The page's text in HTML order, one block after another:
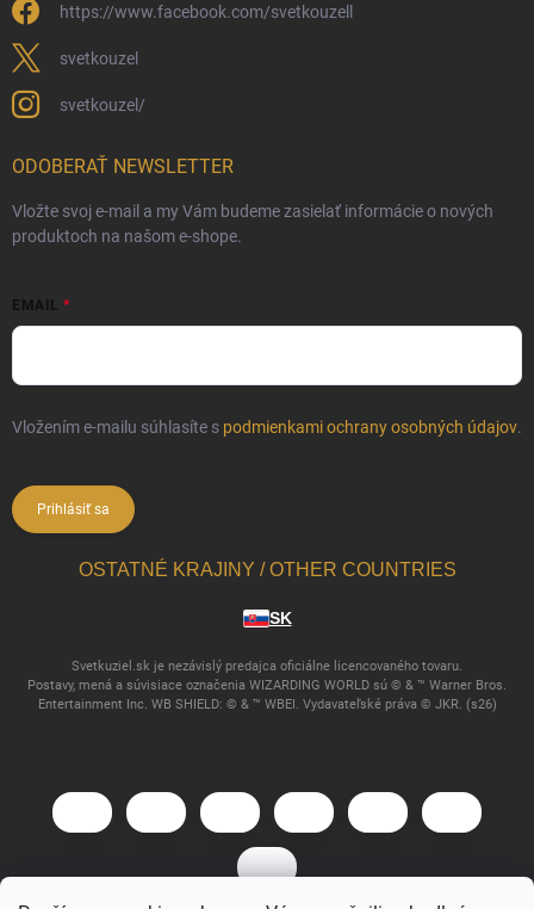
https://www.facebook.com/svetkouzell
svetkouzel
svetkouzel/
ODOBERAŤ NEWSLETTER
Vložte svoj e-mail a my Vám budeme zasielať informácie o nových
produktoch na našom e-shope.
EMAIL
Vložením e-mailu súhlasíte s podmienkami ochrany osobných údajov.
Prihlásiť sa
OSTATNÉ KRAJINY / OTHER COUNTRIES
SK
Svetkuziel.sk je nezávislý predajca oficiálne licencovaného tovaru.
Postavy, mená a súvisiace označenia WIZARDING WORLD sú © & ™ Warner Bros.
Entertainment Inc. WB SHIELD: © & ™ WBEI. Vydavateľské práva © JKR. (s26)